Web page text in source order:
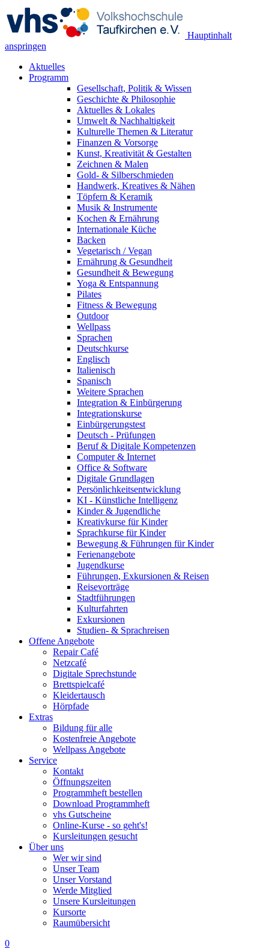
Hauptinhalt
anspringen
Aktuelles
Programm
Gesellschaft, Politik & Wissen
Geschichte & Philosophie
Aktuelles & Lokales
Umwelt & Nachhaltigkeit
Kulturelle Themen & Literatur
Finanzen & Vorsorge
Kunst, Kreativität & Gestalten
Zeichnen & Malen
Gold- & Silberschmieden
Handwerk, Kreatives & Nähen
Töpfern & Keramik
Musik & Instrumente
Kochen & Ernährung
Internationale Küche
Backen
Vegetarisch / Vegan
Ernährung & Gesundheit
Gesundheit & Bewegung
Yoga & Entspannung
Pilates
Fitness & Bewegung
Outdoor
Wellpass
Sprachen
Deutschkurse
Englisch
Italienisch
Spanisch
Weitere Sprachen
Integration & Einbürgerung
Integrationskurse
Einbürgerungstest
Deutsch - Prüfungen
Beruf & Digitale Kompetenzen
Computer & Internet
Office & Software
Digitale Grundlagen
Persönlichkeitsentwicklung
KI - Künstliche Intelligenz
Kinder & Jugendliche
Kreativkurse für Kinder
Sprachkurse für Kinder
Bewegung & Führungen für Kinder
Ferienangebote
Jugendkurse
Führungen, Exkursionen & Reisen
Reisevorträge
Stadtführungen
Kulturfahrten
Exkursionen
Studien- & Sprachreisen
Offene Angebote
Repair Café
Netzcafé
Digitale Sprechstunde
Brettspielcafé
Kleidertausch
Hörpfade
Extras
Bildung für alle
Kostenfreie Angebote
Wellpass Angebote
Service
Kontakt
Öffnungszeiten
Programmheft bestellen
Download Programmheft
vhs Gutscheine
Online-Kurse - so geht's!
Kursleitungen gesucht
Über uns
Wer wir sind
Unser Team
Unser Vorstand
Werde Mitglied
Unsere Kursleitungen
Kursorte
Raumübersicht
0